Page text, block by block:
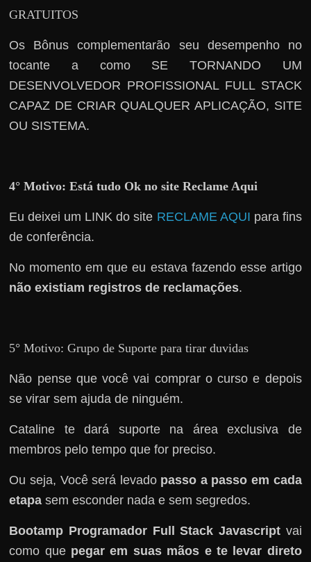
a
r
d
i
n
h
n
a
n
t
n
e
M
a
c
o
m
o
GRATUITOS
Os Bônus complementarão seu desempenho no
tocante a como SE TORNANDO UM
DESENVOLVEDOR PROFISSIONAL FULL STACK
CAPAZ DE CRIAR QUALQUER APLICAÇÃO, SITE
OU SISTEMA.
4° Motivo: Está tudo Ok no site Reclame Aqui
Eu deixei um LINK do site RECLAME AQUI para fins
de conferência.
No momento em que eu estava fazendo esse artigo
não existiam registros de reclamações.
5° Motivo: Grupo de Suporte para tirar duvidas
Não pense que você vai comprar o curso e depois
se virar sem ajuda de ninguém.
Cataline te dará suporte na área exclusiva de
membros pelo tempo que for preciso.
Ou seja, Você será levado passo a passo em cada
etapasem esconder nada e sem segredos.
Bootamp Programador Full Stack Javascriptvai
como que pegar em suas mãos e te levar direto